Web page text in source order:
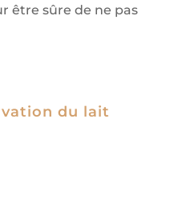
être sûre de ne pas
du lait